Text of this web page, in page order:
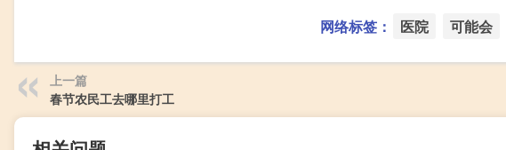
网络标签： 医院 可能会
上一篇
春节农民工去哪里打工